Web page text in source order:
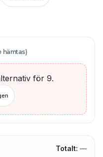
hämtas)
för 9.
Totalt: —